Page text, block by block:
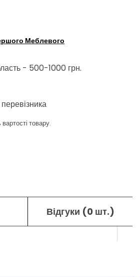
Меблевого
- 500-1000 грн.
товару.
Відгуки (0 шт.)